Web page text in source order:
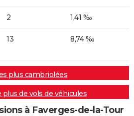
2 1,41 ‰
13 8,74 ‰
plus cambriolées
plus de vols de véhicules
à Faverges-de-la-Tour